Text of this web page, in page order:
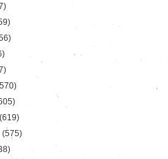
(619)
(575)